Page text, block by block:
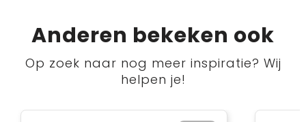
Anderen bekeken ook
Op zoek naar nog meer inspiratie? Wij
helpen je!